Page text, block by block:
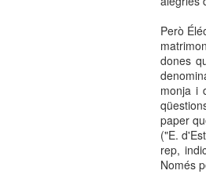
Però
dones
monja i
paper
("E.
rep,
Només